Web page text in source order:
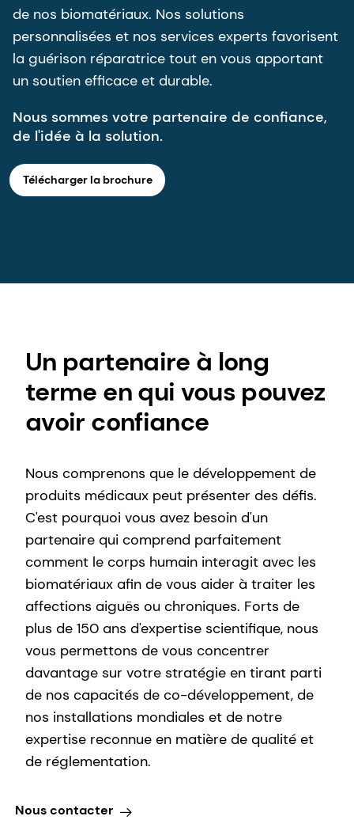
de nos biomatériaux. Nos solutions
personnalisées et nos services experts favorisent
la guérison réparatrice tout en vous apportant
un soutien efficace et durable.
Nous sommes votre partenaire de confiance,
de l'idée à la solution.
Télécharger la brochure
Un partenaire à long
terme en qui vous pouvez
avoir confiance
Nous comprenons que le développement de
produits médicaux peut présenter des défis.
C'est pourquoi vous avez besoin d'un
partenaire qui comprend parfaitement
comment le corps humain interagit avec les
biomatériaux afin de vous aider à traiter les
affections aiguës ou chroniques. Forts de
plus de 150 ans d'expertise scientifique, nous
vous permettons de vous concentrer
davantage sur votre stratégie en tirant parti
de nos capacités de co-développement, de
nos installations mondiales et de notre
expertise reconnue en matière de qualité et
de réglementation.
Nous contacter